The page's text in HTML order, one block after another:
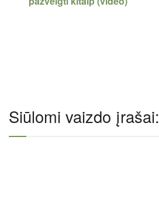
Siūlomi vaizdo įrašai: